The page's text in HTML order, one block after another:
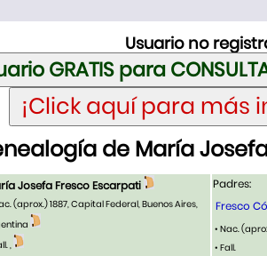
Usuario no
de María
Josefa Fresco Escarpati
(aprox.) 1887, Capital Federal, Buenos Aires,
,
Padres:
Fresco
• Nac.
• Fall.